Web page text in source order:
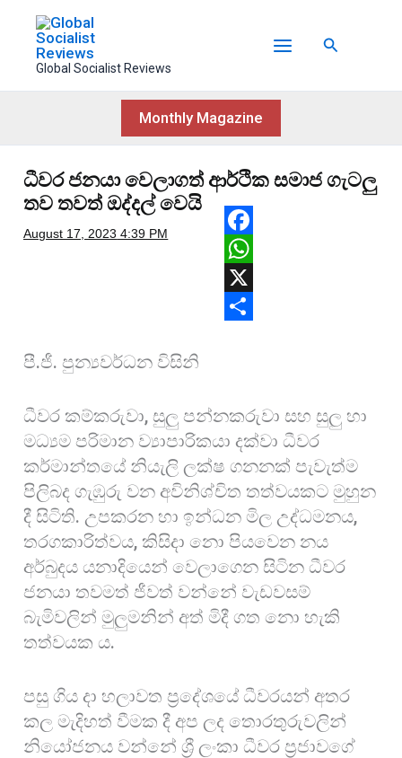
contentGlobal Socialist Reviews
Search
Monthly Magazine
ධීවර ජනයා වෙලාගත් ආර්ථික සමාජ ගැටලු
තව තවත් ඔද්දල් වෙයි
August 17, 2023 4:39 PM
F
a
c
o
k
W
h
A
p
p
X
r
e
පී.ජී. පුන්‍යවර්ධන විසිනි
ධීවර කම්කරුවා, සුලු පන්නකරුවා සහ සුලු හා
මධ්‍යම පරිමාන ව්‍යාපාරිකයා දක්වා ධීවර
කර්මාන්තයේ නියැලි ලක්ෂ ගනනක් පැවැත්ම
පිලිබද ගැඹුරු වන අවිනිශ්චිත තත්වයකට මුහුන
දී සිටිති. උපකරන හා ඉන්ධන මිල උද්ධමනය,
තරගකාරිත්වය, කිසිදා නො පියවෙන නය
අර්බුදය යනාදියෙන් වෙලාගෙන සිටින ධීවර
ජනයා තවමත් ජීවත් වන්නේ වැඩවසම්
බැමිවලින් මුලුමනින් අත් මිදී ගත නො හැකි
තත්වයක ය.
පසු ගිය දා හලාවත ප්‍රදේශයේ ධීවරයන් අතර
කල මැදිහත් වීමක දී අප ලද තොරතුරුවලින්
නියෝජනය වන්නේ ශ්‍රී ලංකා ධීවර ප්‍රජාවගේ